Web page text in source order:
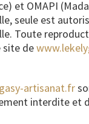
et OMAPI
seule est
Toute
site de
artisanat.fr
interdite et